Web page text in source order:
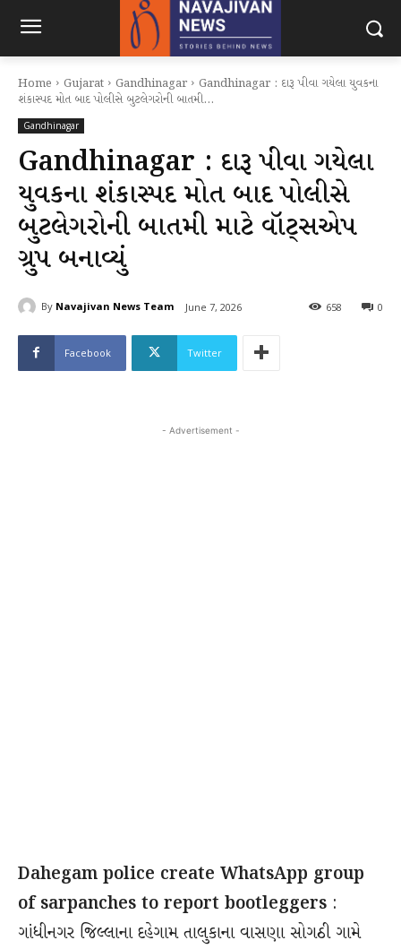
Home Gujarat Gandhinagar
Gandhinagar : દારૂ પીવા ગયેલા યુવકના
શંકાસ્પદ મોત બાદ પોલીસે બુટલેગરોની બાતમી...
Gandhinagar
Gandhinagar : દારૂ પીવા ગયેલા
યુવકના શંકાસ્પદ મોત બાદ પોલીસે
બુટલેગરોની બાતમી માટે વૉટ્સએપ
ગ્રુપ બનાવ્યું
By Navajivan News Team June 7, 2026 0
658
Facebook Twitter
- Advertisement -
Dahegam police create WhatsApp group
of sarpanches to report bootleggers :
ગાંધીનગર જિલ્લાના દહેગામ તાલુકાના વાસણા સોગઠી ગામે